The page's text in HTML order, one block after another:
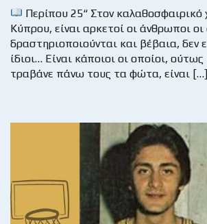
Περίπου 25“ Στον καλαθοσφαιρικό
Κύπρου, είναι αρκετοί οι άνθρωποι οι
δραστηριοποιούνται και βέβαια, δεν
ίδιοι… Είναι κάποιοι οι οποίοι,
τραβάνε πάνω τους τα φώτα, είναι […]